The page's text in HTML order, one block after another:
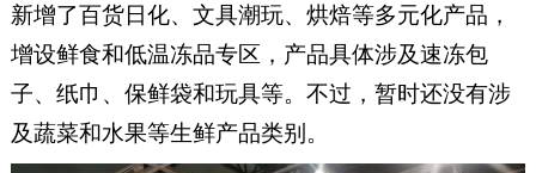
新增了百货日化、文具潮玩、烘焙等多元化产品，
增设鲜食和低温冻品专区，产品具体涉及速冻包
子、纸巾、保鲜袋和玩具等。不过，暂时还没有涉
及蔬菜和水果等生鲜产品类别。